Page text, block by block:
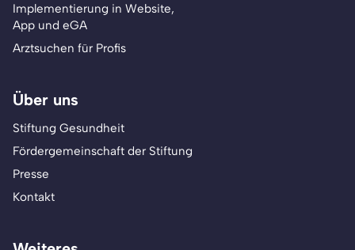
Implementierung in Website,
App und eGA
Arztsuchen für Profis
Über uns
Stiftung Gesundheit
Fördergemeinschaft der Stiftung
Presse
Kontakt